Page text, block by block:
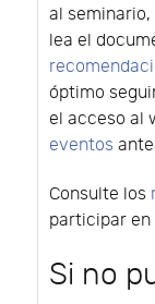
al seminario,
lea el
óptimo
el acceso al
eventos
Consulte los
participar en
Si no